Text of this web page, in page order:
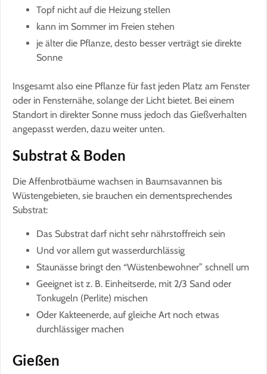
Topf nicht auf die Heizung stellen
kann im Sommer im Freien stehen
je älter die Pflanze, desto besser verträgt sie direkte
Sonne
Insgesamt also eine Pflanze für fast jeden Platz am Fenster
oder in Fensternähe, solange der Licht bietet. Bei einem
Standort in direkter Sonne muss jedoch das Gießverhalten
angepasst werden, dazu weiter unten.
Substrat & Boden
Die Affenbrotbäume wachsen in Baumsavannen bis
Wüstengebieten, sie brauchen ein dementsprechendes
Substrat:
Das Substrat darf nicht sehr nährstoffreich sein
Und vor allem gut wasserdurchlässig
Staunässe bringt den “Wüstenbewohner” schnell um
Geeignet ist z. B. Einheitserde, mit 2/3 Sand oder
Tonkugeln (Perlite) mischen
Oder Kakteenerde, auf gleiche Art noch etwas
durchlässiger machen
Gießen